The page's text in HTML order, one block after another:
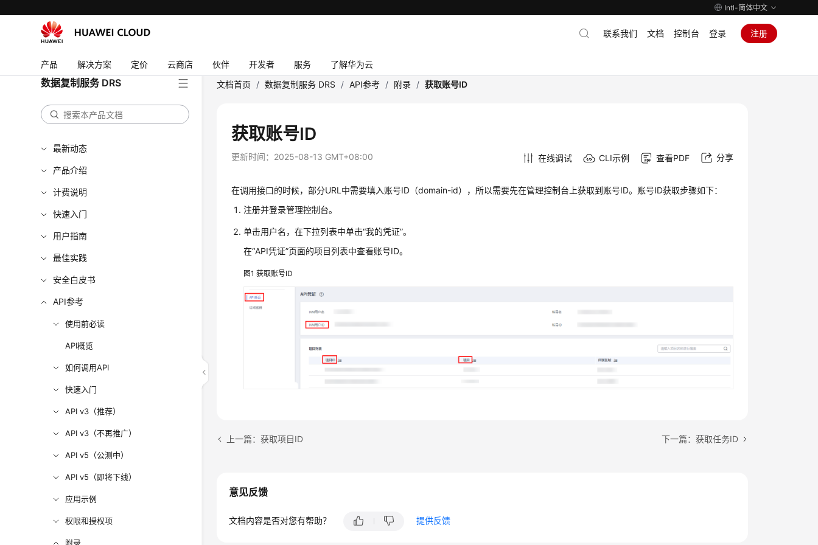
Intl-简体中文
产品 解决方案 定价 云商店 伙伴 开发者 服务 了解华为云
联系我们 文档 控制台 登录 注册
数据复制服务 DRS
最新动态
产品介绍
计费说明
快速入门
用户指南
最佳实践
安全白皮书
API参考
使用前必读
API概览
如何调用API
快速入门
API v3（推荐）
API v3（不再推广）
API v5（公测中）
API v5（即将下线）
应用示例
权限和授权项
附录
文档首页 / 数据复制服务 DRS / API参考 / 附录 / 获取账号ID
获取账号ID
更新时间： 2025-08-13 GMT+08:00 在线调试 CLI示例 查看PDF 分享
在调用接口的时候，部分URL中需要填入账号ID（domain-id），所以需要先在管理控制台上获取到账号ID。账号ID获取步骤如下：
注册并登录管理控制台。
单击用户名，在下拉列表中单击“我的凭证”。
在“API凭证”页面的项目列表中查看账号ID。
图1获取账号ID
上一篇：获取项目ID 下一篇：获取任务ID
意见反馈
文档内容是否对您有帮助？ 提供反馈